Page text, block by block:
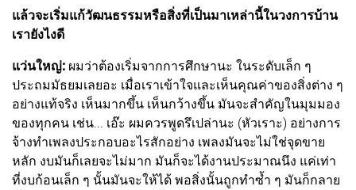
แล้วจะเริ่มแก้วัฒนธรรมหรือสิ่งที่เป็นมาเหล่านี้ในวงการบ้าน
เรายังไงดี
แว่นใหญ่: ผมว่าต้องเริ่มจากการศึกษานะ ในระดับเล็ก ๆ
ประถมมัธยมเลยอะ เมื่อเราเข้าใจและเห็นคุณค่าของสิ่งต่าง ๆ
อย่างแท้จริง เห็นมากขึ้น เห็นกว้างขึ้น มันจะสำคัญในมุมมอง
ของทุกคน เช่น... เอ๊ะ ผมควรพูดรึเปล่านะ (หัวเราะ) อย่างการ
จ้างทำเพลงประกอบอะไรสักอย่าง เพลงมันจะไม่ใช่จุดขาย
หลัก งบมันก็เลยจะไม่มาก มันก็จะได้งานประมาณนึง แค่เท่า
ที่งบก้อนเล็ก ๆ นั้นมันจะให้ได้ พอสิ่งนั้นถูกทำซ้ำ ๆ มันก็กลาย